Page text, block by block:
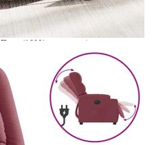
Плат (100% полиестер), метал,
8721158417091
43,5-44,5 см
58,5 см
50 см
56,5 см